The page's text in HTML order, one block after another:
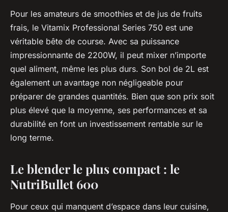
Pour les amateurs de smoothies et de jus de fruits
frais, le Vitamix Professional Series 750 est une
véritable bête de course. Avec sa puissance
impressionnante de 2200W, il peut mixer n’importe
quel aliment, même les plus durs. Son bol de 2L est
également un avantage non négligeable pour
préparer de grandes quantités. Bien que son prix soit
plus élevé que la moyenne, ses performances et sa
durabilité en font un investissement rentable sur le
long terme.
Le blender le plus compact : le
NutriBullet 600
Pour ceux qui manquent d’espace dans leur cuisine,